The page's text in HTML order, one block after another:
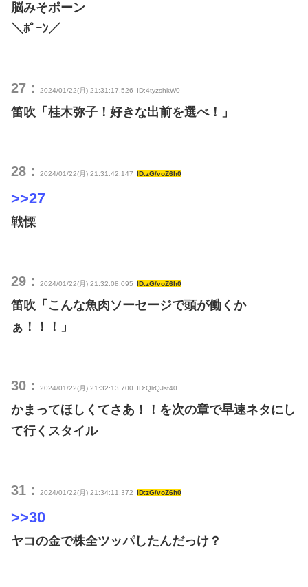
脳みそポーン
＼ﾎﾟｰﾝ／
27： 2024/01/22(月) 21:31:17.526 ID:4tyzshkW0
笛吹「桂木弥子！好きな出前を選べ！」
28： 2024/01/22(月) 21:31:42.147 ID:zG/voZ6h0
>>27
戦慄
29： 2024/01/22(月) 21:32:08.095 ID:zG/voZ6h0
笛吹「こんな魚肉ソーセージで頭が働くか
ぁ！！！」
30： 2024/01/22(月) 21:32:13.700 ID:QlrQJst40
かまってほしくてさあ！！を次の章で早速ネタにし
て行くスタイル
31： 2024/01/22(月) 21:34:11.372 ID:zG/voZ6h0
>>30
ヤコの金で株全ツッパしたんだっけ？